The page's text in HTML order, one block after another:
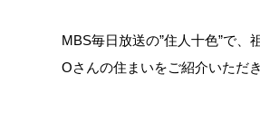
MBS毎日放送の”住人十色”で、
Oさんの住まいをご紹介いただ